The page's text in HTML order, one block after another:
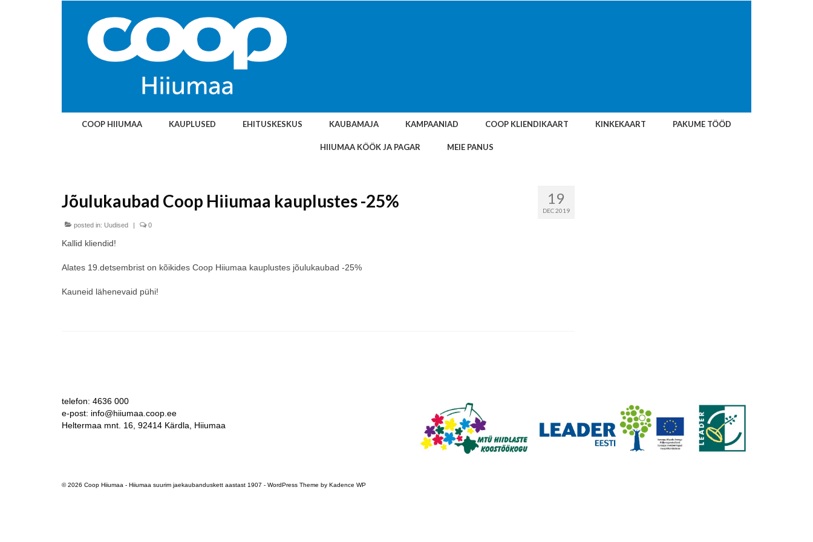
COOP HIIUMAA KAUPLUSED EHITUSKESKUS KAUBAMAJA KAMPAANIAD COOP KLIENDIKAART KINKEKAART PAKUME TÖÖD
HIIUMAA KÖÖK JA PAGAR MEIE PANUS
19
DEC 2019
Jõulukaubad Coop Hiiumaa kauplustes -25%
posted in: Uudised | 0
Kallid kliendid!
Alates 19.detsembrist on kõikides Coop Hiiumaa kauplustes jõulukaubad -25%
Kauneid lähenevaid pühi!
telefon: 4636 000
e-post: info@hiiumaa.coop.ee
Heltermaa mnt. 16, 92414 Kärdla, Hiiumaa
© 2026 Coop Hiiumaa - Hiiumaa suurim jaekaubanduskett aastast 1907 - WordPress Theme by Kadence WP